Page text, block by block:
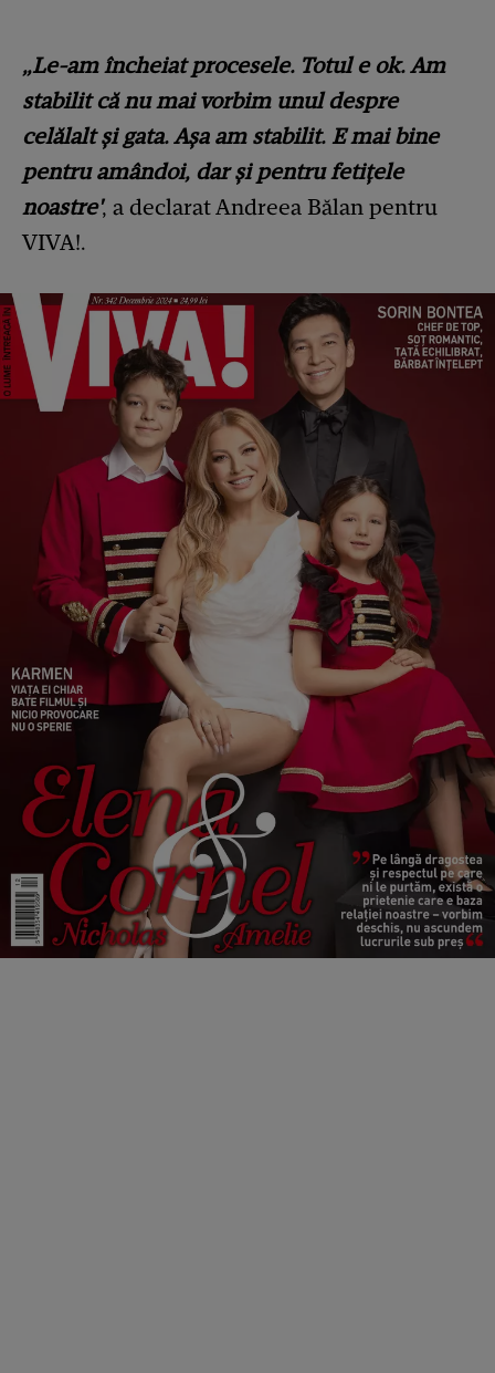
„Le-am încheiat procesele. Totul e ok. Am
stabilit că nu mai vorbim unul despre
celălalt și gata. Așa am stabilit. E mai bine
pentru amândoi, dar și pentru fetițele
noastre', a declarat Andreea Bălan pentru
VIVA!.